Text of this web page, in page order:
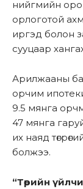
нийгмийн
орлоготой
иргэд болон
сууцаар
Арилжааны
орчим
9.5 мянга
47 мянга
их наяд
болжээ.
“Төрийн